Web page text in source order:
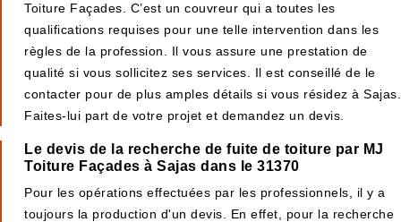
Toiture Façades. C’est un couvreur qui a toutes les
qualifications requises pour une telle intervention dans les
règles de la profession. Il vous assure une prestation de
qualité si vous sollicitez ses services. Il est conseillé de le
contacter pour de plus amples détails si vous résidez à Sajas.
Faites-lui part de votre projet et demandez un devis.
Le devis de la recherche de fuite de toiture par MJ
Toiture Façades à Sajas dans le 31370
Pour les opérations effectuées par les professionnels, il y a
toujours la production d'un devis. En effet, pour la recherche